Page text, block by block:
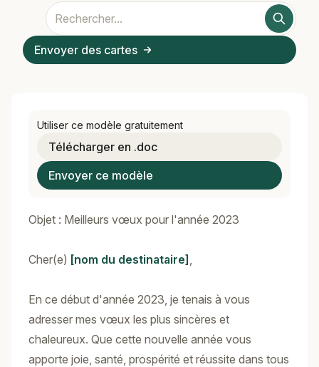
Envoyer des cartes
Utiliser ce modèle gratuitement
Télécharger en .doc
Envoyer ce modèle
Objet : Meilleurs vœux pour l'année 2023
Cher(e) [nom du destinataire] ,
En ce début d'année 2023, je tenais à vous
adresser mes vœux les plus sincères et
chaleureux. Que cette nouvelle année vous
apporte joie, santé, prospérité et réussite dans tous